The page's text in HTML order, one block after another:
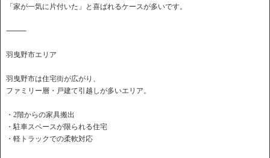
「家が一気に片付いた」と喜ばれるケースが多いです。
⸻
羽曳野市エリア
羽曳野市は住宅街が広がり、
ファミリー層・戸建て引越しが多いエリア。
・2階からの家具搬出
・駐車スペースが限られる住宅
・軽トラックでの柔軟対応